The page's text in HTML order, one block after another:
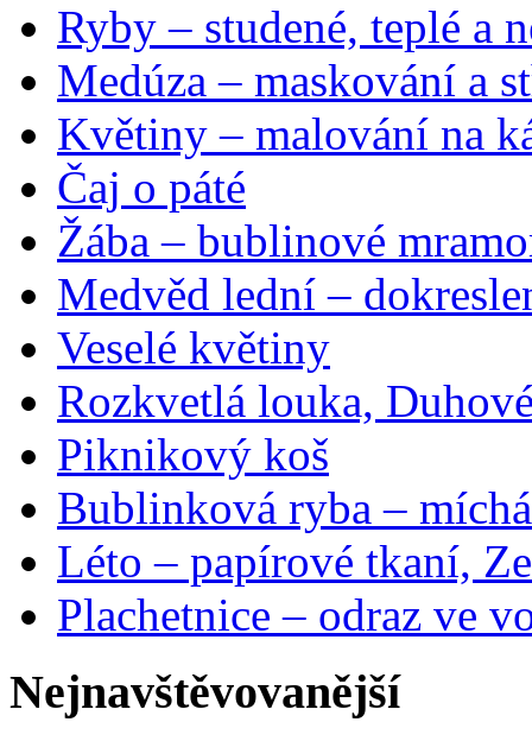
Ryby – studené, teplé a
Medúza – maskování a
Květiny – malování na
Čaj o páté
Žába – bublinové
Medvěd lední –
Veselé květiny
Rozkvetlá louka,
Piknikový koš
Bublinková ryba –
Léto – papírové tkaní,
Plachetnice – odraz ve
Nejnavštěvovanější